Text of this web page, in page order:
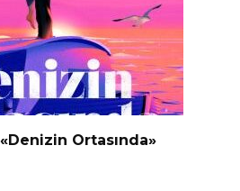
Ortasında»